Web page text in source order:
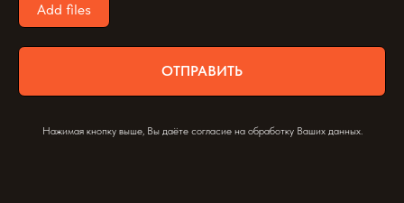
Add files
ОТПРАВИТЬ
Нажимая кнопку выше, Вы даёте согласие на обработку Ваших данных.